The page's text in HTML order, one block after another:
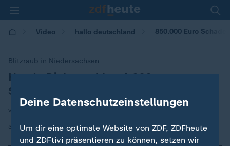
Video hallo deutschland 850.000 Euro
Blitzraub in Niedersachsen
:Handy-Diebe stehlen 4.000
Smartphones
von Joanna Castillo
30.04.2026 | 17:10 |
Deine Datenschutzeinstellungen
Um dir eine optimale Website von ZDF, ZDFheute
und ZDFtivi präsentieren zu können, setzen wir